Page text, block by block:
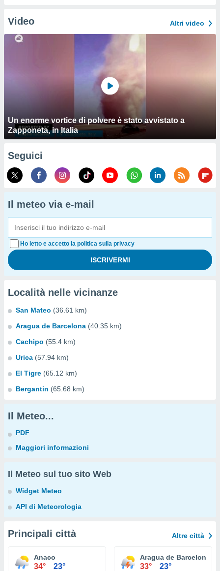
Video Altri video
Un enorme vortice di polvere è stato avvistato a
Zapponeta, in Italia
Seguici
Il meteo via e-mail
Ho letto e accetto la politica sulla privacy
Località nelle vicinanze
San Mateo (36.61 km)
Aragua de Barcelona (40.35 km)
Cachipo (55.4 km)
Urica (57.94 km)
El Tigre (65.12 km)
Bergantin (65.68 km)
Il Meteo...
PDF
Maggiori informazioni
Il Meteo sul tuo sito Web
Widget Meteo
API di Meteorologia
Principali città Altre città
Anaco
34° 23°
Aragua de Barcelona
33° 23°